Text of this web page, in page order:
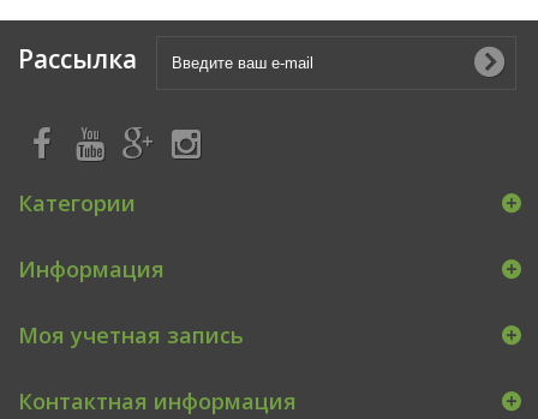
Рассылка
Категории
Информация
Моя учетная запись
Контактная информация